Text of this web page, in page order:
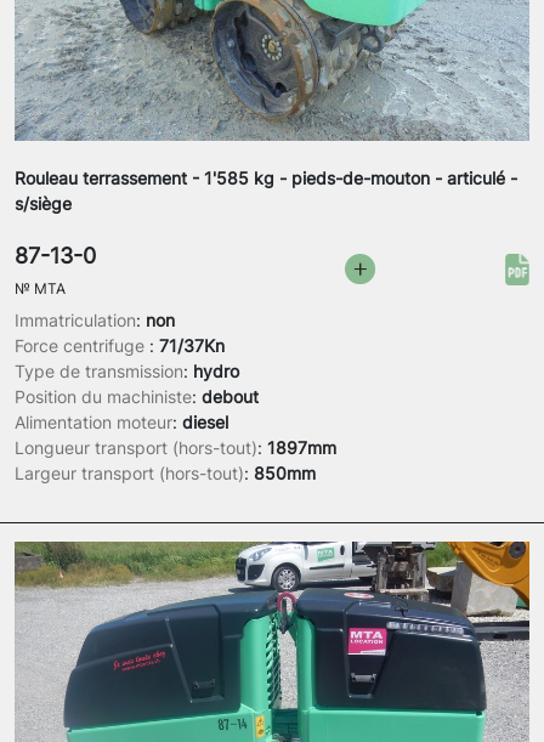
Rouleau terrassement - 1'585 kg - pieds-de-mouton - articulé -
s/siège
Immatriculation: non
Force centrifuge : 71/37Kn
Type de transmission: hydro
Position du machiniste: debout
Alimentation moteur: diesel
Longueur transport (hors-tout): 1897mm
Largeur transport (hors-tout): 850mm
87-13-0
№ MTA